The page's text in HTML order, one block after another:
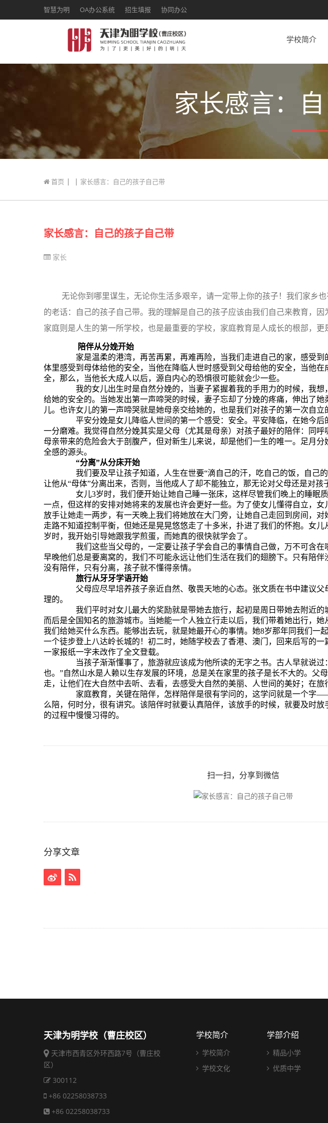
智慧为明 OA办公系统 招生填报 协同办公
学校简介
家长感言：
首页 | | 家长感言：自己的孩子自己带
家长感言：自己的孩子自己带
家长
无论你到哪里谋生，无论你生活多艰辛，请一定带上你的孩子！我们家乡
的老话：自己的孩子自己带。我的理解是自己的孩子应该由我们自己来教育，因
家庭则是人生的第一所学校，也是最重要的学校，家庭教育是人成长的根部，更
陪伴从分娩开始
家是温柔的港湾，再苦再累，再难再险，当我们走进自己的家，感受到
体里感受到母体给他的安全，当他在降临人世时感受到父母给他的安全，当他
全，那么，当他长大成人以后，源自内心的恐惧很可能就会少一些。
我的女儿出生时是自然分娩的，当妻子紧握着我的手用力的时候，我想
给她的安全的。当她发出第一声啼哭的时候，妻子忘却了分娩的疼痛，伸出了
儿。也许女儿的第一声啼哭就是她母亲交给她的，也是我们对孩子的第一次自立
平安分娩是女儿降临人世间的第一个感受：安全。平安降临，在她今后
一分磨难。我觉得自然分娩其实是父母（尤其是母亲）对孩子最好的陪伴：同
母亲带来的危险会大于剖腹产，但对新生儿来说，却是他们一生的唯一。足月
全感的源头。
“分离”从分床开始
我们要及早让孩子知道，人生在世要“滴自己的汗，吃自己的饭，自己
让他从“母体”分离出来，否则，当他成人了却不能独立，那无论对父母还是对孩
女儿3岁时，我们便开始让她自己睡一张床，这样尽管我们晚上的睡眠
一点，但这样的安排对她将来的发展也许会更好一些。为了使女儿懂得自立，
放手让她走一两步，有一天晚上我们将她放在大门旁，让她自己走回到房间，对
走路不知道控制平衡，但她还是晃晃悠悠走了十多米，扑进了我们的怀抱。女儿
岁时，我开始引导她跟我学煎蛋，而她真的很快就学会了。
我们这些当父母的，一定要让孩子学会自己的事情自己做，万不可含在
早晚他们总是要离窝的，我们不可能永远让他们生活在我们的翅膀下。只有陪伴
没有陪伴，只有分离，孩子就不懂得亲情。
旅行从牙牙学语开始
父母应尽早培养孩子亲近自然、敬畏天地的心态。张文质在书中建议父
理的。
我们平时对女儿最大的奖励就是带她去旅行，起初是周日带她去附近的
而后是全国知名的旅游城市。当她能一个人独立行走以后，我们带着她出行，
我们给她买什么东西。能够出去玩，就是她最开心的事情。她8岁那年同我们一
一个徒步登上八达岭长城的！初二时，她随学校去了香港、澳门，回来后写的一
一家报纸一字未改作了全文登载。
当孩子渐渐懂事了，旅游就应该成为他所读的无字之书。古人早就说过：
也。 ”自然山水是人赖以生存发展的环境，总是关在家里的孩子是长不大的。父
走，让他们在大自然中去听、去看，去感受大自然的美丽、人世间的美好；在旅
家庭教育，关键在陪伴，怎样陪伴是很有学问的，这学问就是一个字
么陪，何时分，很有讲究。该陪伴时就要认真陪伴，该放手的时候，就要及时放
的过程中慢慢习得的。
扫一扫，分享到微信
分享文章
天津为明学校（曹庄校区）
天津市西青区外环西路7号（曹庄校
区）
300112
+86 02258038733
+86 02258038733
学校简介
学校简介
学校文化
学部介绍
精品小学
优质中学